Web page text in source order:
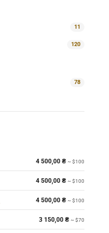
11
120
78
4 500,00 ₴ ~ $100
4 500,00 ₴ ~ $100
4 500,00 ₴ ~ $100
3 150,00 ₴ ~ $70